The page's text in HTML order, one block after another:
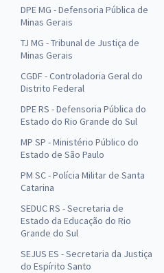
DPE MG - Defensoria Pública de
Minas Gerais
TJ MG - Tribunal de Justiça de
Minas Gerais
CGDF - Controladoria Geral do
Distrito Federal
DPE RS - Defensoria Pública do
Estado do Rio Grande do Sul
MP SP - Ministério Público do
Estado de São Paulo
PM SC - Polícia Militar de Santa
Catarina
SEDUC RS - Secretaria de
Estado da Educação do Rio
Grande do Sul
SEJUS ES - Secretaria da Justiça
do Espírito Santo